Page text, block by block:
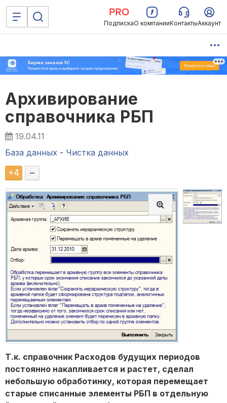
ПодпискаО компанииКонтактыАккаунт
Архивирование
справочника РБП
19.04.11
База данных - Чистка данных
+4 –
Т.к. справочник Расходов будущих периодов
постоянно накапливается и растет, сделал
небольшую обработинку, которая перемещает
старые списанные элементы РБП в отдельную